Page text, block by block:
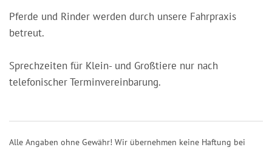
Pferde und Rinder werden durch unsere Fahrpraxis
betreut.
Sprechzeiten für Klein- und Großtiere nur nach
telefonischer Terminvereinbarung.
Alle Angaben ohne Gewähr! Wir übernehmen keine Haftung bei